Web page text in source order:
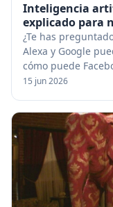
Inteligencia
explicado para
¿Te has
Alexa y Google
cómo puede
en las fotos que
15 jun 2026